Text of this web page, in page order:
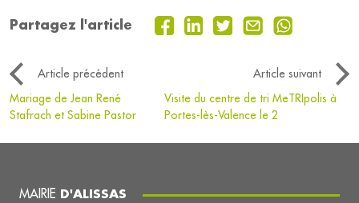
Partagez l'article
Article précédent
Article suivant
Mariage de Jean René
Stafrach et Sabine Pastor
Visite du centre de tri MeTRIpolis à
Portes-lès-Valence le 2
MAIRIE D'ALISSAS